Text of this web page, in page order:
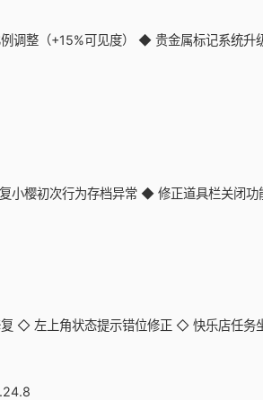
调整（+15%可见度） ◆ 贵金属标记系统
小樱初次行为存档异常 ◆ 修正道具栏关闭
◇ 左上角状态提示错位修正 ◇ 快乐店任务